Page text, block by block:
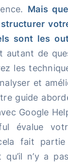
Mais
sont les
autant de
les
et
guide
Google
évalue
fait
n’y a